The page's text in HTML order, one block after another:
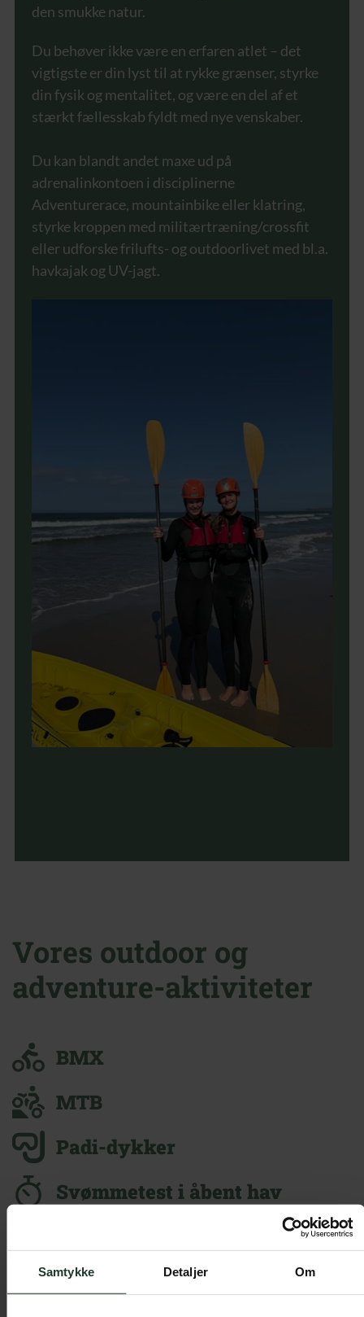
Samtykke Detaljer Om
den smukke natur.
Du behøver ikke være en erfaren atlet – det
vigtigste er din lyst til at rykke grænser, styrke
din fysik og mentalitet, og være en del af et
stærkt fællesskab fyldt med nye venskaber.
Du kan blandt andet maxe ud på
adrenalinkontoen i disciplinerne
Adventurerace, mountainbike eller klatring,
styrke kroppen med militærtræning/crossfit
eller udforske frilufts- og outdoorlivet med bl.a.
havkajak og UV-jagt.
Vores outdoor og
adventure-aktiviteter
BMX
MTB
Padi-dykker
Svømmetest i åbent hav
SUP